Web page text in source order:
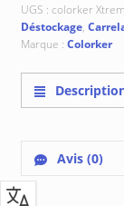
UGS : colorker
Déstockage,
Marque : Colorker
Avis (0)